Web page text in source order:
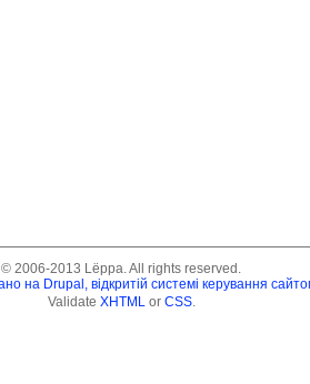
© 2006-2013 Lёppa. All rights reserved.
Validate XHTMLor CSS.